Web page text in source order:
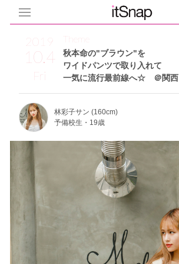
2019
10.4
Fri
秋本命の"ブラウン"を
ワイドパンツで取り入れて
一気に流行最前線へ☆ ＠関西
Theme
林彩子サン (160cm)
予備校生・19歳